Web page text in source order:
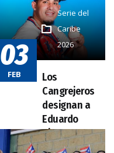
Serie del
Caribe
2026
03
FEB